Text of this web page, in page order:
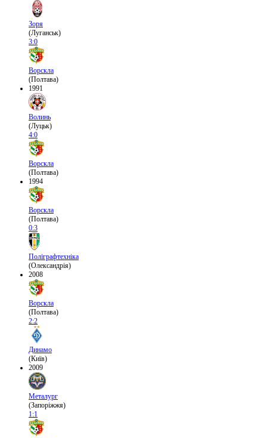
Зоря
(Луганськ)
3:0
Ворскла
(Полтава)
1991
Волинь
(Луцьк)
4:0
Ворскла
(Полтава)
1994
Ворскла
(Полтава)
0:3
Поліграфтехніка
(Олександрія)
2008
Ворскла
(Полтава)
2:2
Динамо
(Київ)
2009
Металург
(Запоріжжя)
1:1